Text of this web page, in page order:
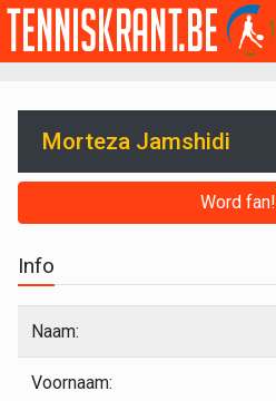
Morteza Jamshidi
Word fan!
Info
Naam:
Voornaam: